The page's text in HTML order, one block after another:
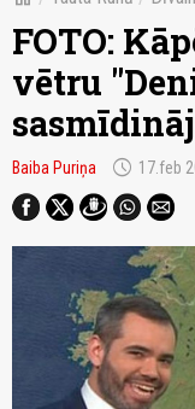
FOTO:
vētru
Baiba Puriņa schedule 17.feb